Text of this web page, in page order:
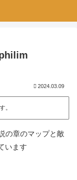
2024.03.09
。
の章のマップと敵
います